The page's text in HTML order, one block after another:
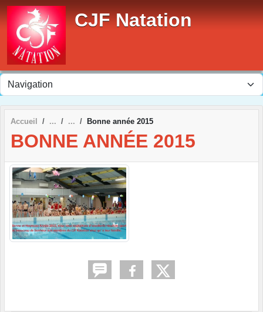
CJF Natation
Accueil Bonne année 2015
BONNE ANNÉE 2015
Panneau de gestion des cookies